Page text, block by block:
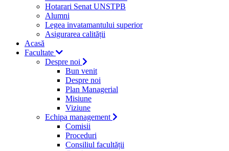
Hotarari Senat UNSTPB
Alumni
Legea invatamantului superior
Asigurarea calității
Acasă
Facultate
Despre noi
Bun venit
Despre noi
Plan Managerial
Misiune
Viziune
Echipa management
Comisii
Proceduri
Consiliul facultății